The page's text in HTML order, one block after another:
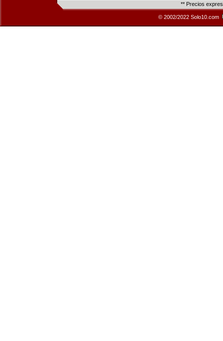
** Precios
© 2002/2022 Solo10.com